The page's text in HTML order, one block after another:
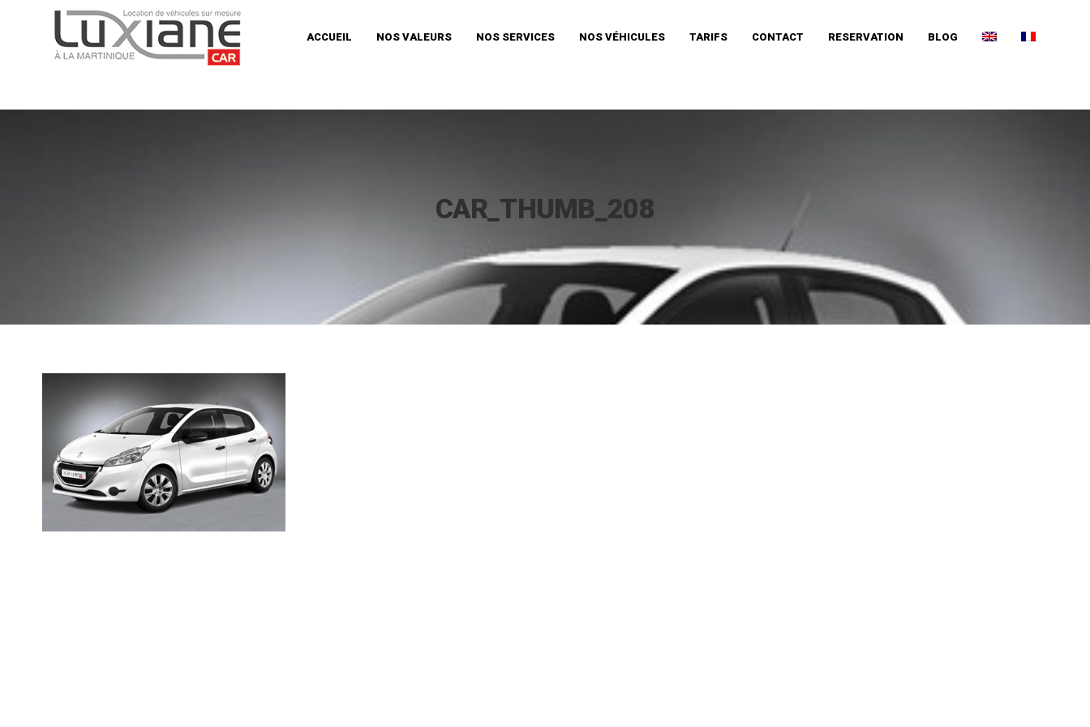
ACCUEIL NOS VALEURS NOS SERVICES NOS VÉHICULES TARIFS CONTACT RESERVATION BLOG
CAR_THUMB_208